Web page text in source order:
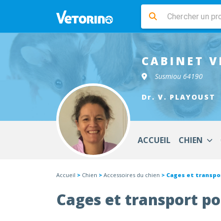
CABINET
Susmiou 64190
Dr. V. PLAYOUST
ACCUEIL CHIEN
Accueil > Chien > Accessoires du chien > Cages et
Cages et transport